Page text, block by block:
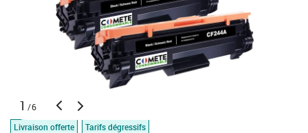
1 /6
Livraison offerte
Tarifs dégressifs